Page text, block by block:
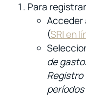
Para
Acceder
(SRI en
de
Registro